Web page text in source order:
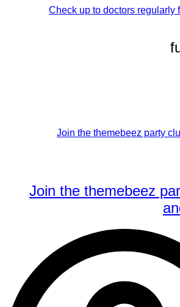
Check up to doctors regularly
Join the themebeez